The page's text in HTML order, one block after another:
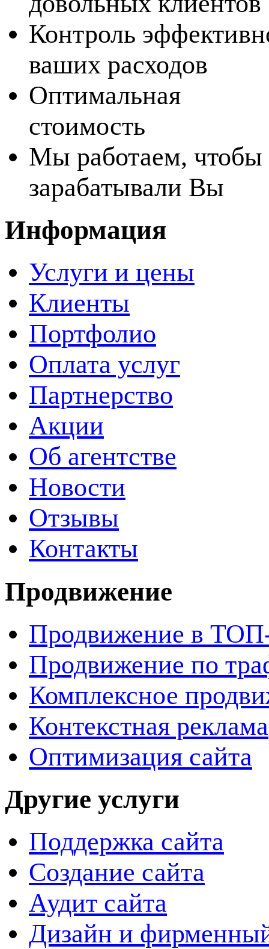
Контроль
ваших расходов
Оптимальная
стоимость
Мы работаем, чтобы
зарабатывали Вы
Информация
Услуги и цены
Клиенты
Портфолио
Оплата услуг
Партнерство
Акции
Об агентстве
Новости
Отзывы
Контакты
Продвижение
Продвижение в
Продвижение по
Комплексное
Контекстная реклама
Оптимизация сайта
Другие услуги
Поддержка сайта
Создание сайта
Аудит сайта
Дизайн и